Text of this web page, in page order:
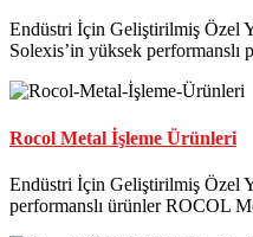
Endüstri İçin Geliştirilmiş Özel
Solexis’in yüksek performanslı
Rocol Metal İşleme Ürünleri
Endüstri İçin Geliştirilmiş Özel
performanslı ürünler ROCOL